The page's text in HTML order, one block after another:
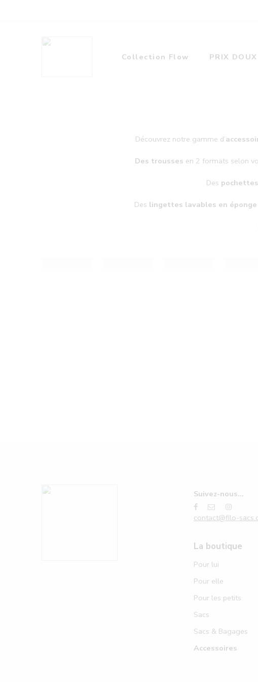
Collection Flow PRIX DOUX
Découvrez notre gamme d’
Des trousses en 2 formats selon
Des pochettes
Des lingettes lavables en éponge
Suivez-nous...
contact@filo-
La boutique
Pour lui
Pour elle
Pour les petits
Sacs
Sacs & Bagages
Accessoires